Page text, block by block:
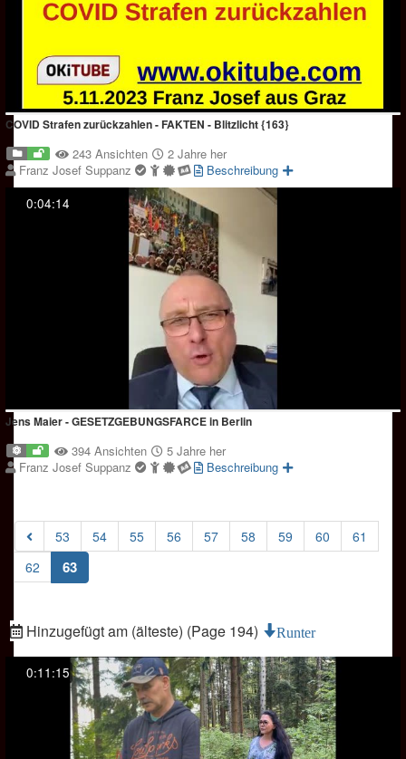
COVID Strafen zurückzahlen - FAKTEN - Blitzlicht {163}
243 Ansichten
2 Jahre her
Franz Josef Suppanz
Beschreibung
0:04:14
Jens Maier - GESETZGEBUNGSFARCE in Berlin
394 Ansichten
5 Jahre her
Franz Josef Suppanz
Beschreibung
53 54 55 56 57 58 59 60
61
62
63(current)
Hinzugefügt am (älteste) (Page 194) Runter
0:11:15